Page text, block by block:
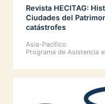
Revista HECITAG:
Ciudades del
catástrofes
Asia-Pacífico
Programa de Asistencia